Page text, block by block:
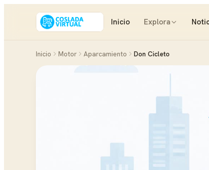
Inicio Explora
Inicio Motor Aparcamiento Don Cicleto